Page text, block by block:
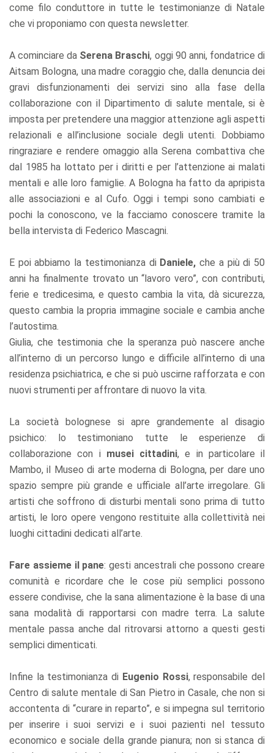
come filo conduttore in tutte le testimonianze di Natale
che vi proponiamo con questa newsletter.
A cominciare da Serena Braschi, oggi 90 anni, fondatrice di
Aitsam Bologna, una madre coraggio che, dalla denuncia dei
gravi disfunzionamenti dei servizi sino alla fase della
collaborazione con il Dipartimento di salute mentale, si è
imposta per pretendere una maggior attenzione agli aspetti
relazionali e all’inclusione sociale degli utenti. Dobbiamo
ringraziare e rendere omaggio alla Serena combattiva che
dal 1985 ha lottato per i diritti e per l’attenzione ai malati
mentali e alle loro famiglie. A Bologna ha fatto da apripista
alle associazioni e al Cufo. Oggi i tempi sono cambiati e
pochi la conoscono, ve la facciamo conoscere tramite la
bella intervista di Federico Mascagni.
E poi abbiamo la testimonianza di Daniele, che a più di 50
anni ha finalmente trovato un “lavoro vero”, con contributi,
ferie e tredicesima, e questo cambia la vita, dà sicurezza,
questo cambia la propria immagine sociale e cambia anche
l’autostima.
Giulia, che testimonia che la speranza può nascere anche
all’interno di un percorso lungo e difficile all’interno di una
residenza psichiatrica, e che si può uscirne rafforzata e con
nuovi strumenti per affrontare di nuovo la vita.
La società bolognese si apre grandemente al disagio
psichico: lo testimoniano tutte le esperienze di
collaborazione con i musei cittadini, e in particolare il
Mambo, il Museo di arte moderna di Bologna, per dare uno
spazio sempre più grande e ufficiale all’arte irregolare. Gli
artisti che soffrono di disturbi mentali sono prima di tutto
artisti, le loro opere vengono restituite alla collettività nei
luoghi cittadini dedicati all’arte.
Fare assieme il pane: gesti ancestrali che possono creare
comunità e ricordare che le cose più semplici possono
essere condivise, che la sana alimentazione è la base di una
sana modalità di rapportarsi con madre terra. La salute
mentale passa anche dal ritrovarsi attorno a questi gesti
semplici dimenticati.
Infine la testimonianza di Eugenio Rossi, responsabile del
Centro di salute mentale di San Pietro in Casale, che non si
accontenta di “curare in reparto”, e si impegna sul territorio
per inserire i suoi servizi e i suoi pazienti nel tessuto
economico e sociale della grande pianura; non si stanca di